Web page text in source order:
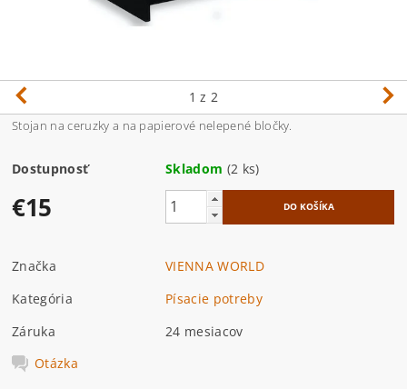
1 z 2
Stojan na ceruzky a na papierové nelepené bločky.
Dostupnosť Skladom (2 ks)
€15
Značka
VIENNA WORLD
Kategória
Písacie potreby
Záruka
24 mesiacov
Otázka